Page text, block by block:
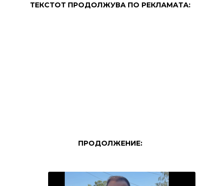
ТЕКСТОТ ПРОДОЛЖУВА ПО РЕКЛАМАТА:
ПРОДОЛЖЕНИЕ: